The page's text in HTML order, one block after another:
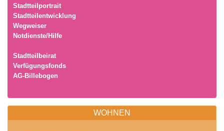
Stadtteilportrait
Stadtteilentwicklung
Wegweiser
Notdienste/Hilfe
Stadtteilbeirat
Verfügungsfonds
AG-Billebogen
WOHNEN